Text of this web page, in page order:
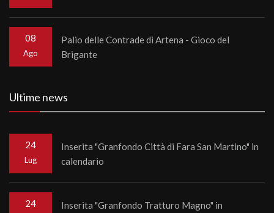
08
Ago
Palio delle Contrade di Artena - Gioco del
Brigante
Ultime news
24
Lug
Inserita "Granfondo Città di Fara San Martino" in
calendario
24
Inserita "Granfondo Tratturo Magno" in